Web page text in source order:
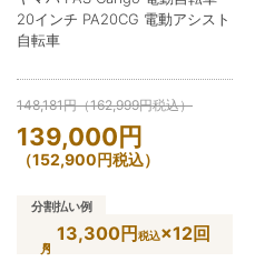
20インチ PA20CG 電動アシスト
自転車
148,181円（162,999円税込）
139,000円
（152,900円税込）
分割払い例
13,300円税込×12回